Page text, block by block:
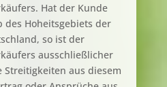
Hat der Kunde
des Hoheitsgebiets der
so ist der
ausschließlicher
aus diesem